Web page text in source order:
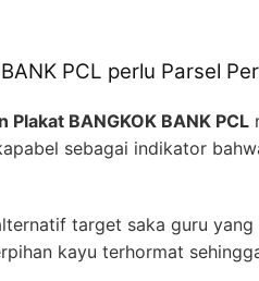
PCL perlu Parsel
Plakat BANGKOK BANK PCL
sebagai indikator
target saka guru
kayu terhormat